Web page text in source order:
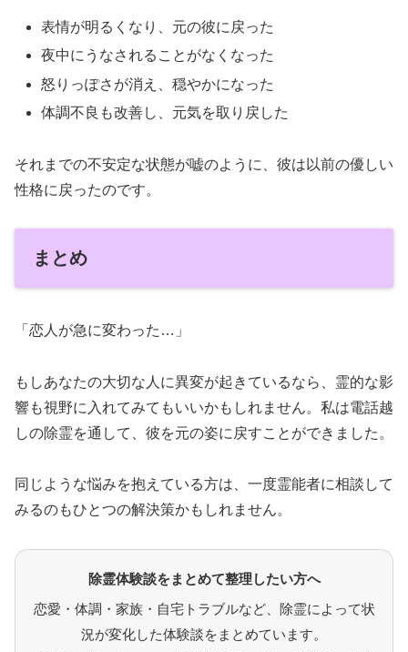
表情が明るくなり、元の彼に戻った
夜中にうなされることがなくなった
怒りっぽさが消え、穏やかになった
体調不良も改善し、元気を取り戻した
それまでの不安定な状態が嘘のように、彼は以前の優しい
性格に戻ったのです。
まとめ
「恋人が急に変わった…」
もしあなたの大切な人に異変が起きているなら、霊的な影
響も視野に入れてみてもいいかもしれません。私は電話越
しの除霊を通して、彼を元の姿に戻すことができました。
同じような悩みを抱えている方は、一度霊能者に相談して
みるのもひとつの解決策かもしれません。
除霊体験談をまとめて整理したい方へ
恋愛・体調・家族・自宅トラブルなど、除霊によって状
況が変化した体験談をまとめています。